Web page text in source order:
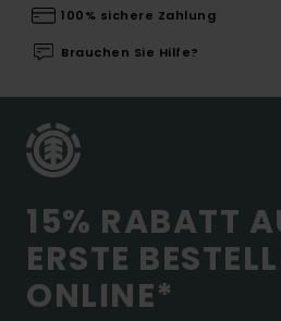
100% sichere Zahlung
Brauchen Sie Hilfe?
15% RABATT
ERSTE
ONLINE*